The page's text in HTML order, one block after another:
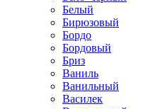
Белый
Бирюзовый
Бордо
Бордовый
Бриз
Ваниль
Ванильный
Василек